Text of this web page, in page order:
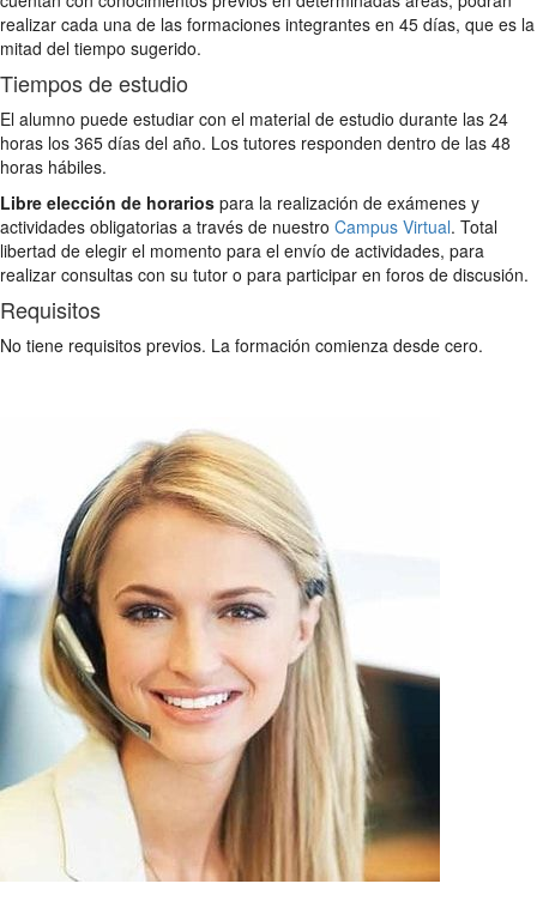
realizar cada una de las formaciones integrantes en 45 días, que es la
mitad del tiempo sugerido.
Tiempos de estudio
El alumno puede estudiar con el material de estudio durante las 24
horas los 365 días del año. Los tutores responden dentro de las 48
horas hábiles.
Libre elección de horarios para la realización de exámenes y
actividades obligatorias a través de nuestro Campus Virtual. Total
libertad de elegir el momento para el envío de actividades, para
realizar consultas con su tutor o para participar en foros de discusión.
Requisitos
No tiene requisitos previos. La formación comienza desde cero.